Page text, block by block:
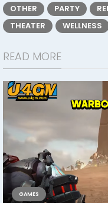
OTHER
PARTY
THEATER
WELLNESS
READ MORE
GAMES